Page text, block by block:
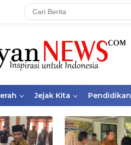
Jejak Kita Pendidikan